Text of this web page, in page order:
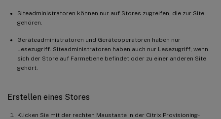
Siteadministratoren können nur auf Stores zugreifen, die zur Site
gehören.
Geräteadministratoren und Geräteoperatoren haben nur
Lesezugriff. Siteadministratoren haben auch nur Lesezugriff, wenn
sich der Store auf Farmebene befindet oder zu einer anderen Site
gehört.
Erstellen eines Stores
Klicken Sie mit der rechten Maustaste in der Citrix Provisioning-